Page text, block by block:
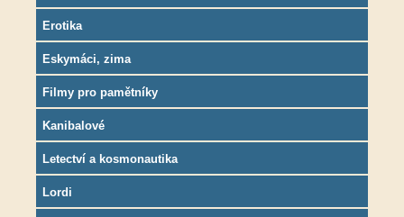
Erotika
Eskymáci, zima
Filmy pro pamětníky
Kanibalové
Letectví a kosmonautika
Lordi